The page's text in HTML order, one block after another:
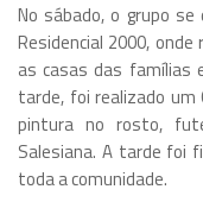
No sábado, o grupo
Residencial 2000,
as casas das famílias
tarde, foi realizado um
pintura no rosto,
Salesiana. A tarde foi
toda a comunidade.